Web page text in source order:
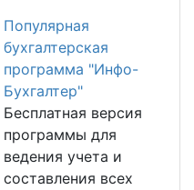
Популярная
бухгалтерская
программа "Инфо-
Бухгалтер"
Бесплатная версия
программы для
ведения учета и
составления всех